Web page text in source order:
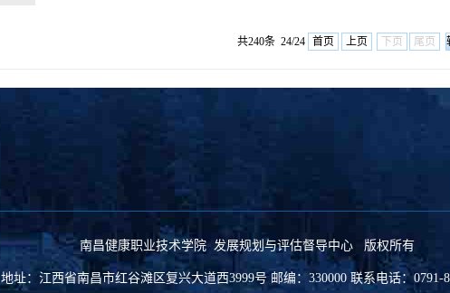
共240条 24/24 首页 上页 下页 尾页
南昌健康职业技术学院 发展规划与评估督导中心 版权所有
地址：江西省南昌市红谷滩区复兴大道西3999号 邮编：330000 联系电话：0791-